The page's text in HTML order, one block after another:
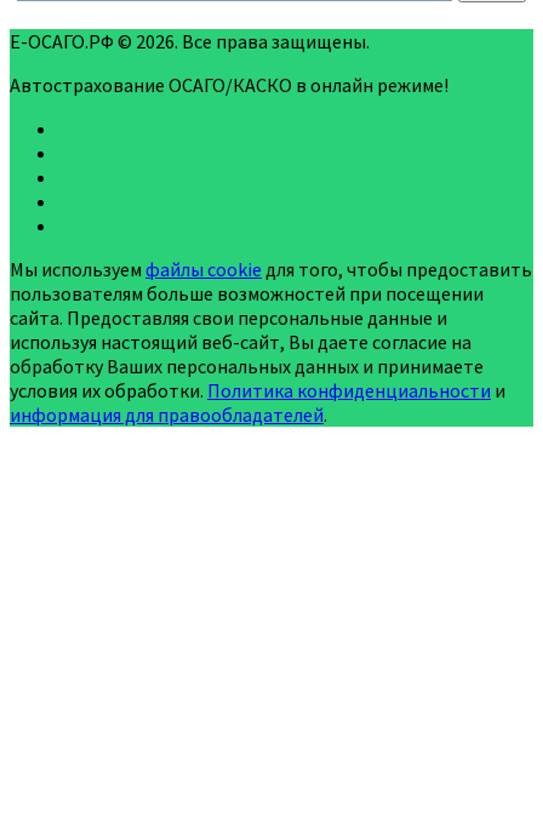
Е-ОСАГО.РФ © 2026. Все права защищены.
Автострахование ОСАГО/КАСКО в онлайн режиме!
Мы используем файлы cookie для того, чтобы предоставить
пользователям больше возможностей при посещении
сайта. Предоставляя свои персональные данные и
используя настоящий веб-сайт, Вы даете согласие на
обработку Ваших персональных данных и принимаете
условия их обработки. Политика конфиденциальности и
информация для правообладателей.